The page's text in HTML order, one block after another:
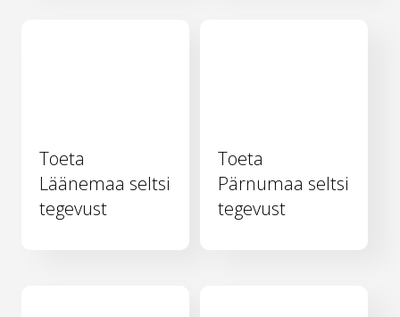
Toeta
Läänemaa seltsi
tegevust
Toeta
Pärnumaa seltsi
tegevust